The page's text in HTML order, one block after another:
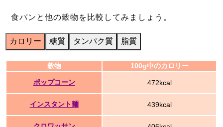
食パンと他の穀物を比較してみましょう。
カロリー 糖質 タンパク質 脂質
穀物 100g中のカロリー
ポップコーン 472kcal
インスタント麺 439kcal